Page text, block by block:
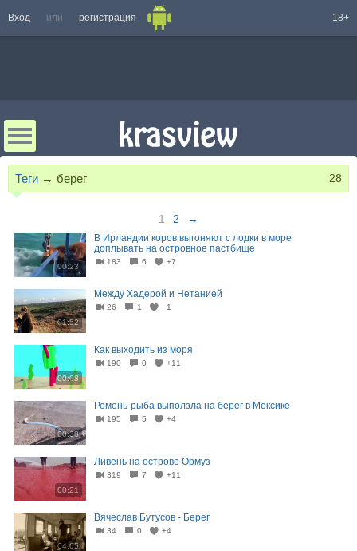
Вход или регистрация 18+
Теги → берег 28
1 2 →
00:23
В Ирландии коров выгоняют с лодки в море
доплывать на островное пастбище
183 6 +7
01:52
Между Хадерой и Нетанией
26 1 −1
00:08
Как выходить из моря
190 0 +11
00:38
Ремень-рыба выползла на берег в Мексике
195 5 +4
00:21
Ливень на острове Ормуз
319 7 +11
04:05
Вячеслав Бутусов - Берег
34 0 +4